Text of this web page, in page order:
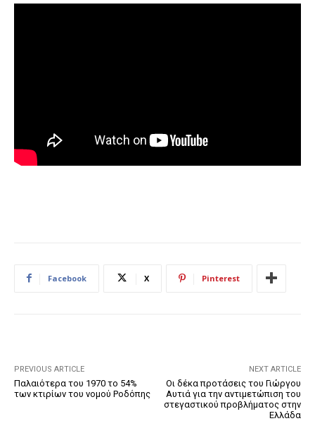
Facebook X Pinterest
PREVIOUS ARTICLE
Παλαιότερα του 1970 το 54%
των κτιρίων του νομού Ροδόπης
NEXT ARTICLE
Οι δέκα προτάσεις του Γιώργου
Αυτιά για την αντιμετώπιση του
στεγαστικού προβλήματος στην
Ελλάδα